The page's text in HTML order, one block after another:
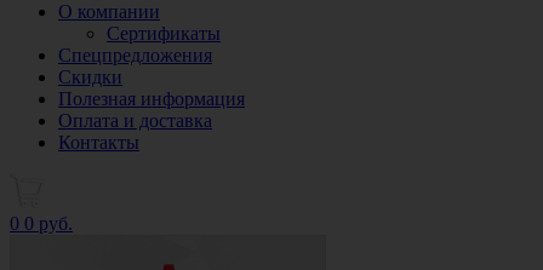
О компании
Сертификаты
Спецпредложения
Скидки
Полезная информация
Оплата и доставка
Контакты
0 0 руб.